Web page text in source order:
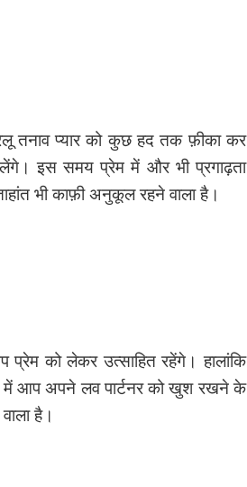
तनाव प्यार को कुछ हद तक फ़ीका कर
इस समय प्रेम में और भी प्रगाढ़ता
भी काफ़ी अनुकूल रहने वाला है।
को लेकर उत्साहित रहेंगे। हालांकि
में आप अपने लव पार्टनर को खुश रखने के
है।